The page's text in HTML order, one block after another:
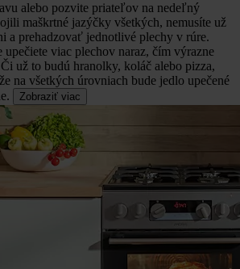
alebo pozvite priateľov na nedeľný
maškrtné jazýčky všetkých, nemusíte už
a prehadzovať jednotlivé plechy v rúre.
viac plechov naraz, čím výrazne
už to budú hranolky, koláč alebo pizza,
na všetkých úrovniach bude jedlo upečené
Zobraziť viac